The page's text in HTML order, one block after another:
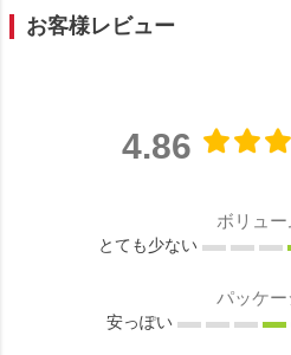
お客様レビュー
4.86
ボリュー
とても少ない
パッケー
安っぽい